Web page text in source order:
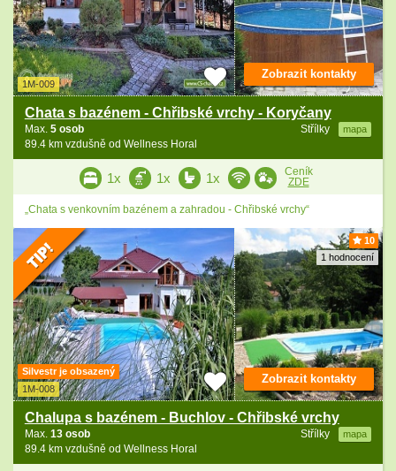
1M-009
Chata s bazénem - Chřibské vrchy - Koryčany
Střílky mapa
Max. 5 osob
89.4 km vzdušně od Wellness Horal
Zobrazit kontakty
1x 1x 1x
Ceník
ZDE
„Chata s venkovním bazénem a zahradou - Chřibské vrchy“
10
1 hodnocení
Silvestr je obsazený
1M-008
Chalupa s bazénem - Buchlov - Chřibské vrchy
Střílky mapa
Max. 13 osob
89.4 km vzdušně od Wellness Horal
Zobrazit kontakty